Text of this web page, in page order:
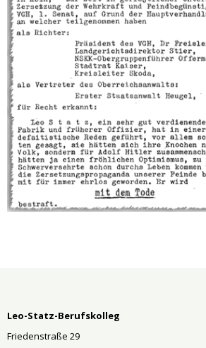
Leo-Statz-Berufskolleg
Friedenstraße 29